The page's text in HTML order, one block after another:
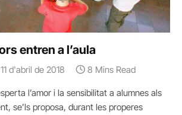
entren a l’aula
11 d'abril de 2018 8 Mins Read
l’amor i la sensibilitat a alumnes als
se’ls proposa, durant les properes